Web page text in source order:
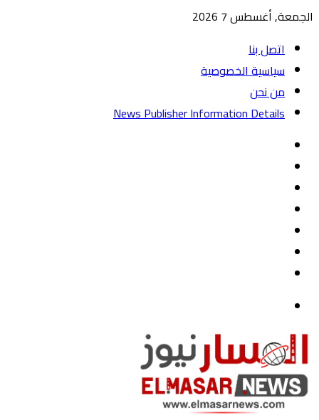
الجمعة, أغسطس 7 2026
اتصل بنا
سياسية الخصوصية
من نحن
News Publisher Information Details